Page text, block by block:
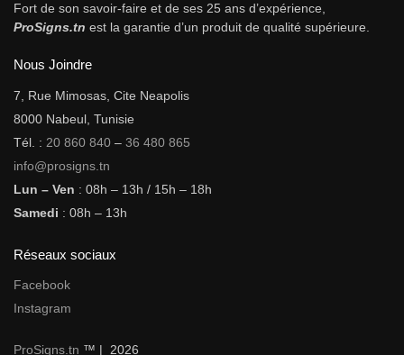
Fort de son savoir-faire et de ses 25 ans d’expérience,
ProSigns.tn est la garantie d’un produit de qualité supérieure.
Nous Joindre
7, Rue Mimosas, Cite Neapolis
8000 Nabeul, Tunisie
Tél. : 20 860 840 – 36 480 865
info@prosigns.tn
Lun – Ven : 08h – 13h / 15h – 18h
Samedi : 08h – 13h
Réseaux sociaux
Facebook
Instagram
ProSigns.tn ™ | 2026